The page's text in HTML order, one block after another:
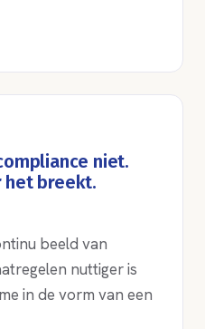
niet.
het breekt.
beeld van
nuttiger is
in de vorm van een